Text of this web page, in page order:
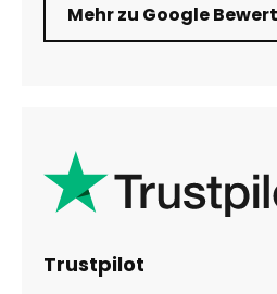
Mehr zu Google
Trustpilot